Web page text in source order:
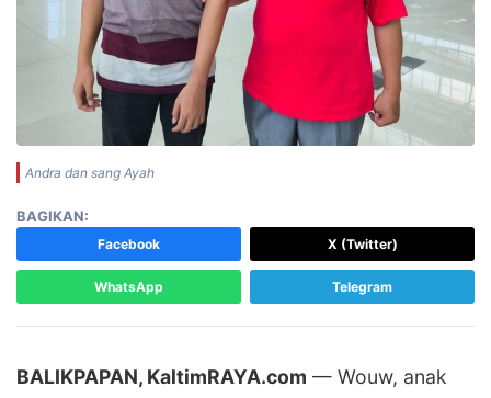
Andra dan sang Ayah
BAGIKAN:
Facebook X (Twitter)
WhatsApp Telegram
BALIKPAPAN, KaltimRAYA.com — Wouw, anak